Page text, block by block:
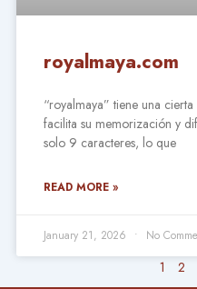
royalmaya.com
“royalmaya” tiene una
facilita su memorización y
solo 9 caracteres, lo que
READ MORE »
January 21, 2026 No
1 2